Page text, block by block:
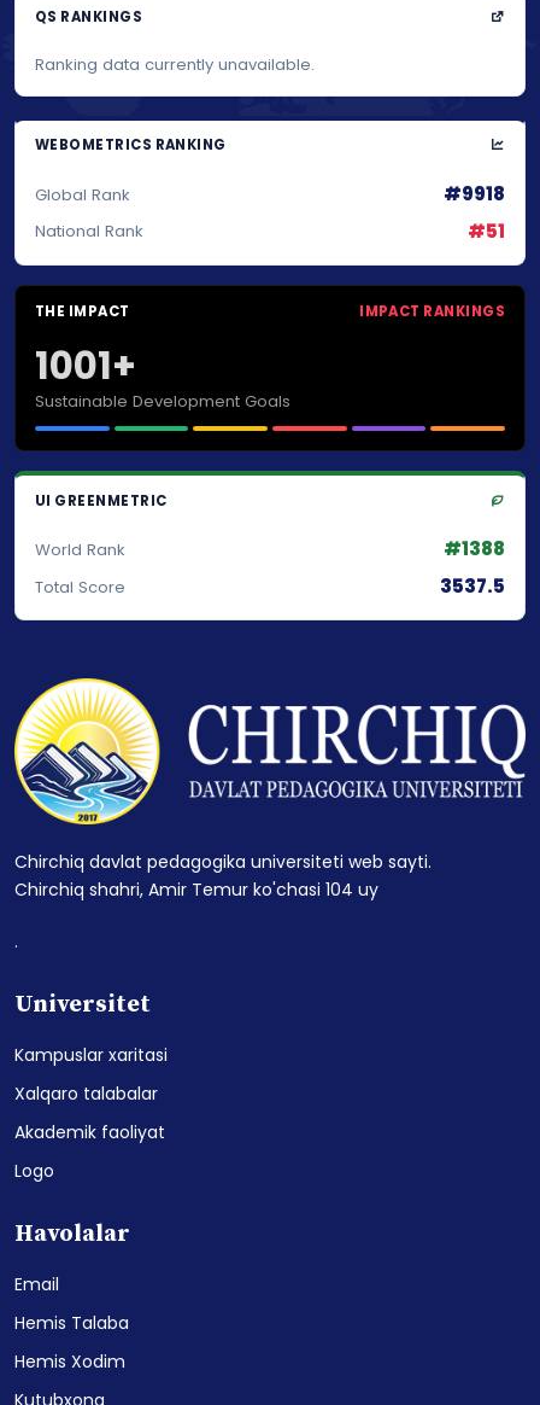
QS RANKINGS
Ranking data currently unavailable.
WEBOMETRICS RANKING
Global Rank #9918
National Rank #51
THE IMPACT IMPACT RANKINGS
1001+
Sustainable Development Goals
UI GREENMETRIC
World Rank #1388
Total Score 3537.5
Chirchiq davlat pedagogika universiteti web sayti.
Chirchiq shahri, Amir Temur ko'chasi 104 uy
.
Universitet
Kampuslar xaritasi
Xalqaro talabalar
Akademik faoliyat
Logo
Havolalar
Email
Hemis Talaba
Hemis Xodim
Kutubxona